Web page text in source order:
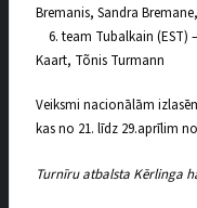
Bremanis, Sandra
6. team Tubalkain (EST)
Kaart, Tõnis Turmann
Veiksmi nacionālām
kas no 21. līdz 29.aprīlim
Turnīru atbalsta Kērlinga